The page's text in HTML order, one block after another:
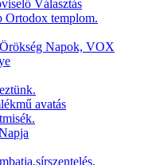
Választás
Ortodox templom.
Napok, VOX
avatás